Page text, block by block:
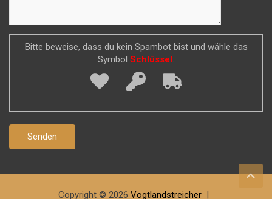
Bitte beweise, dass du kein Spambot bist und wähle das
Symbol Schlüssel.
Copyright © 2026 Vogtlandstreicher